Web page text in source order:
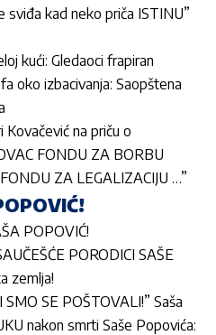
sviđa kad neko priča ISTINU”
kući: Gledaoci frapiran
oko izbacivanja: Saopštena
na priču o
FONDU ZA BORBU
ZA LEGALIZACIJU …”
POPOVIĆ!
PORODICI SAŠE
zemlja!
SE POŠTOVALI!” Saša
nakon smrti Saše Popovića: